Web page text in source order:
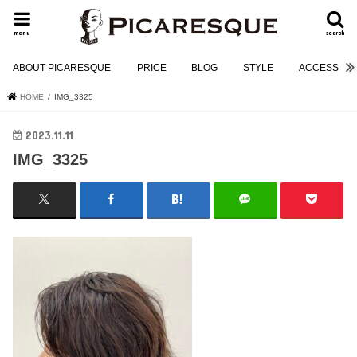
search
menu
ABOUT PICARESQUE PRICE BLOG STYLE ACCESS
HOME IMG_3325
2023.11.11
IMG_3325